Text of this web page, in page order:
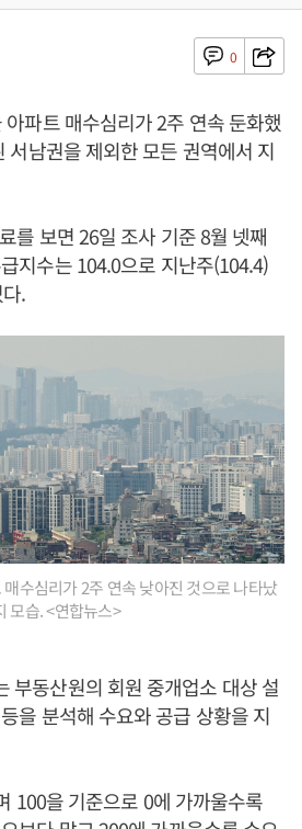
0
파트 매수심리가 2주 연속 둔화했
서남권을 제외한 모든 권역에서 지
를 보면 26일 조사 기준 8월 넷째
지수는 104.0으로 지난주(104.4)
.
수심리가 2주 연속 낮아진 것으로 나타났
모습. <연합뉴스>
부동산원의 회원 중개업소 대상 설
을 분석해 수요와 공급 상황을 지
100을 기준으로 0에 가까울수록